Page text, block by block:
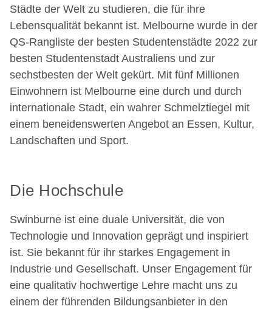
Städte der Welt zu studieren, die für ihre
Lebensqualität bekannt ist. Melbourne wurde in der
QS-Rangliste der besten Studentenstädte 2022 zur
besten Studentenstadt Australiens und zur
sechstbesten der Welt gekürt. Mit fünf Millionen
Einwohnern ist Melbourne eine durch und durch
internationale Stadt, ein wahrer Schmelztiegel mit
einem beneidenswerten Angebot an Essen, Kultur,
Landschaften und Sport.
Die Hochschule
Swinburne ist eine duale Universität, die von
Technologie und Innovation geprägt und inspiriert
ist. Sie bekannt für ihr starkes Engagement in
Industrie und Gesellschaft. Unser Engagement für
eine qualitativ hochwertige Lehre macht uns zu
einem der führenden Bildungsanbieter in den